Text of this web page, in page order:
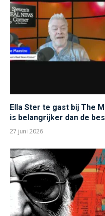
Ella Ster te gast bij The
is belangrijker dan de
27 juni 2026